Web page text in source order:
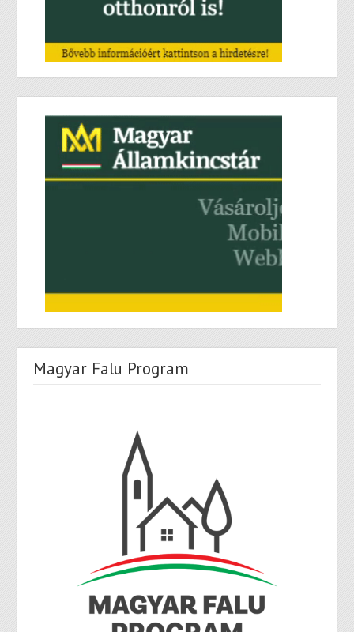
Magyar Falu Program